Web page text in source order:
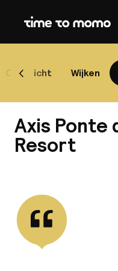
Home
Overzicht Wijken
Scroll naar links
Axis Ponte
Resort